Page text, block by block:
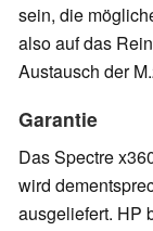
sein, die
also auf das
Austausch der
Garantie
Das Spectre
wird
ausgeliefert. HP